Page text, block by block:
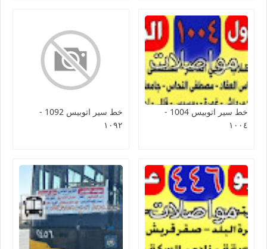
خط سير اتوبيس 1004 -
١٠٠٤
خط سير اتوبيس 1092 -
١٠٩٢